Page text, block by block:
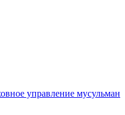
управление мусульман